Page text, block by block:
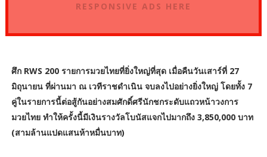
RESPONSIVE ADS HERE
ศึก RWS 200 รายการมวยไทยที่ยิ่งใหญ่ที่สุด เมื่อคืนวันเสาร์ที่ 27
มิถุนายน ที่ผ่านมา ณ เวทีราชดำเนิน จบลงไปอย่างยิ่งใหญ่ โดยทั้ง 7
คู่ในรายการนี้ต่อสู้กันอย่างสมศักดิ์ศรีนักชกระดับแถวหน้าวงการ
มวยไทย ทำให้ครั้งนี้มีเงินรางวัลโบนัสแจกไปมากถึง 3,850,000 บาท
(สามล้านแปดแสนห้าหมื่นบาท)